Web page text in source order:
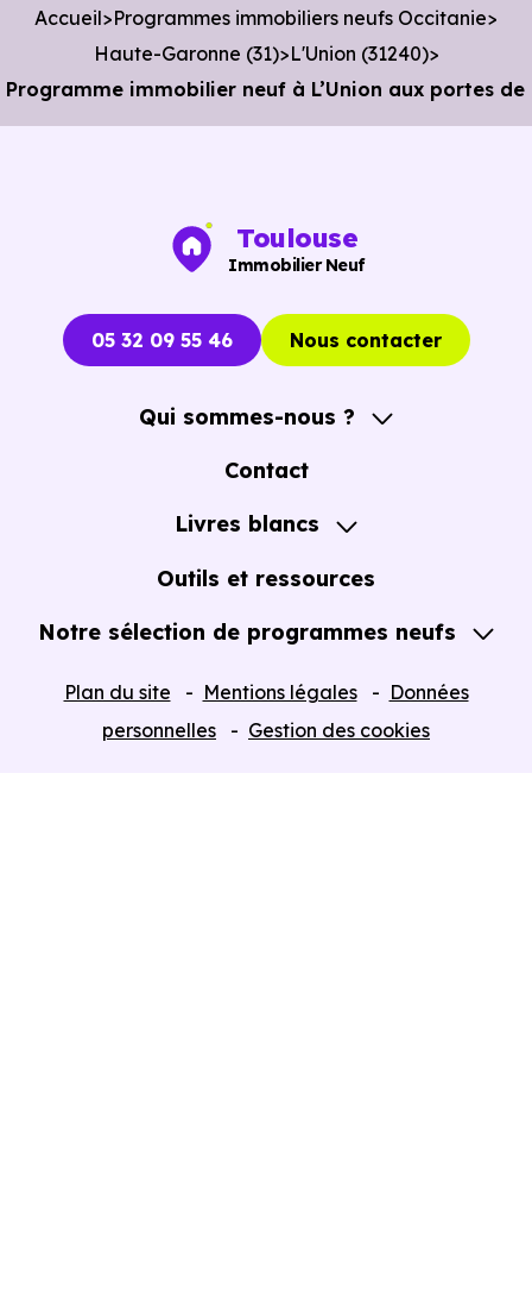
voiture ou à 2 km, soit 24 min à pied.
Bibliothèque :Médiathèque-Ludothèque à 2 km, soit
3 min en voiture ou à 1.9 km, soit 23 min à pied.
Accueil Programmes immobiliers neufs Occitanie
Haute-Garonne (31) L'Union (31240)
immobilier neuf à L’Union aux portes de
Toulouse
Immobilier Neuf
05 32 09 55 46 Nous contacter
Qui sommes-nous ?
A propos
Contact
Livres blancs
Guide de l'Achat immobilier neuf en VEFA
Outils et ressources
Notre sélection de programmes neufs
Plan du site Mentions légales
Données
personnelles
Gestion des cookies